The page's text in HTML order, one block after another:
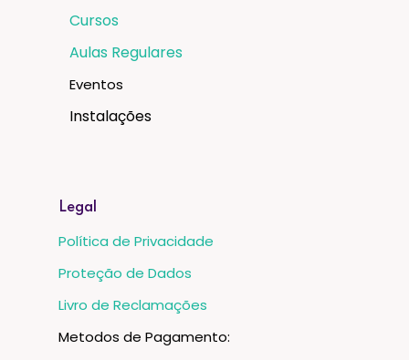
Cursos
Aulas Regulares
Eventos
Instalações
Legal
Política de Privacidade
Proteção de Dados
Livro de Reclamações
Metodos de Pagamento: